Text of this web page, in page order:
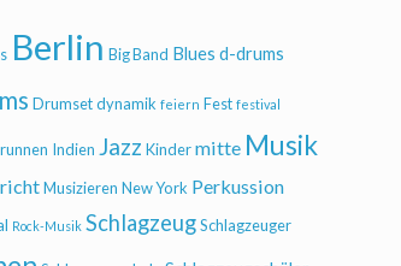
Berlin Big Band Blues d-drums
Drumsetdynamik feiern Fest festival
Indien Jazz Kindermitte Musik
Musizieren New York Perkussion
Rock-Musik SchlagzeugSchlagzeuger